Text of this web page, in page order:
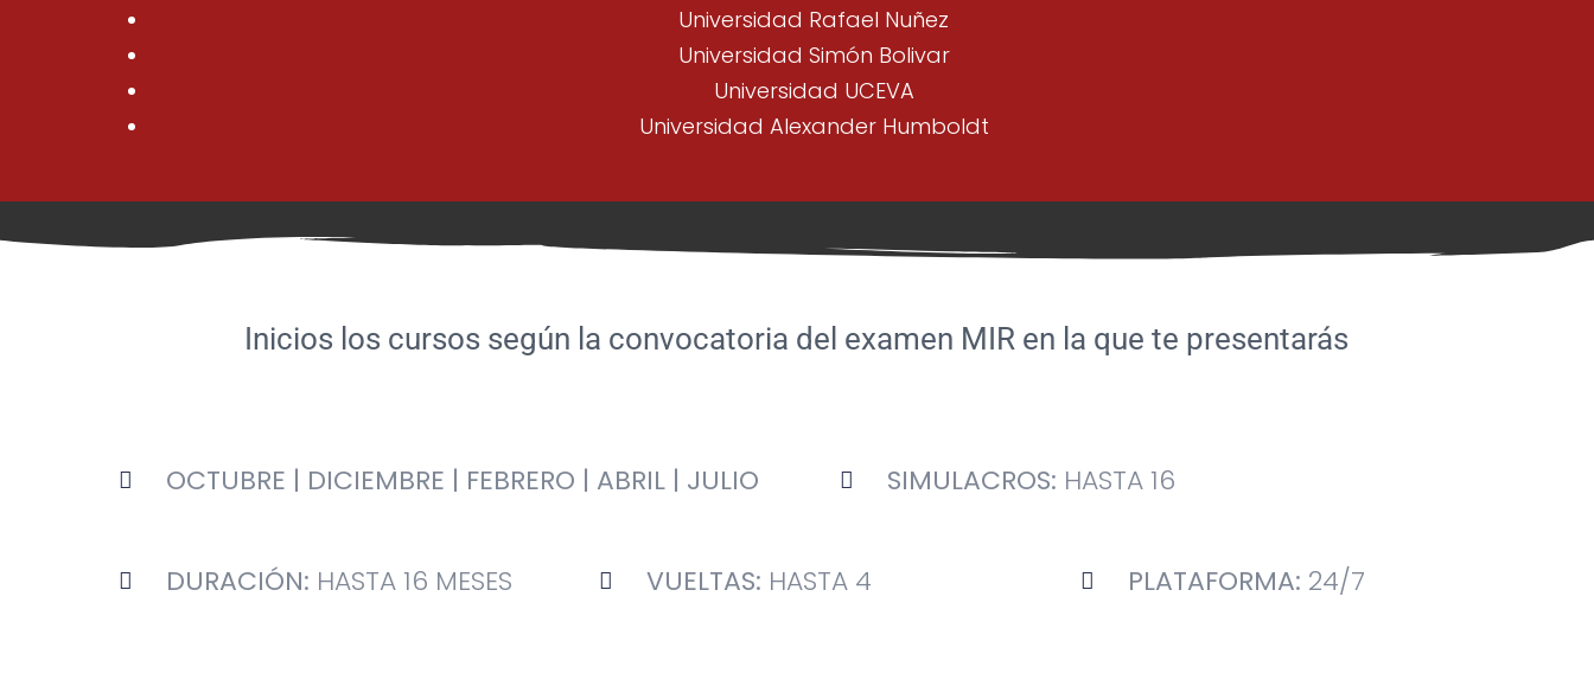
Universidad Rafael Nuñez
Universidad Simón Bolivar
Universidad UCEVA
Universidad Alexander Humboldt
Inicios los cursos según la convocatoria del examen MIR en la que te presentarás
OCTUBRE | DICIEMBRE | FEBRERO | ABRIL | JULIO SIMULACROS: HASTA 16
DURACIÓN: HASTA 16 MESES VUELTAS: HASTA 4 PLATAFORMA: 24/7